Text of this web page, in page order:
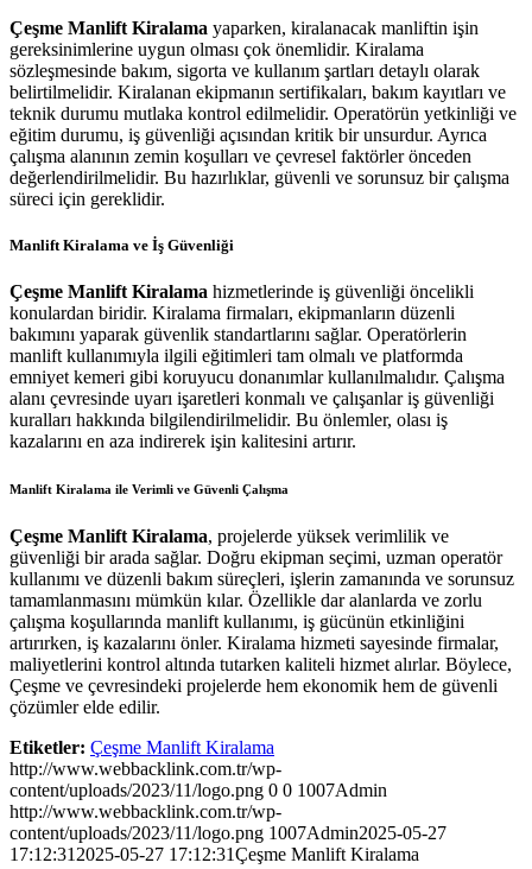
Çeşme Manlift Kiralama yaparken, kiralanacak manliftin işin
gereksinimlerine uygun olması çok önemlidir. Kiralama
sözleşmesinde bakım, sigorta ve kullanım şartları detaylı olarak
belirtilmelidir. Kiralanan ekipmanın sertifikaları, bakım kayıtları ve
teknik durumu mutlaka kontrol edilmelidir. Operatörün yetkinliği ve
eğitim durumu, iş güvenliği açısından kritik bir unsurdur. Ayrıca
çalışma alanının zemin koşulları ve çevresel faktörler önceden
değerlendirilmelidir. Bu hazırlıklar, güvenli ve sorunsuz bir çalışma
süreci için gereklidir.
Manlift Kiralama ve İş Güvenliği
Çeşme Manlift Kiralama hizmetlerinde iş güvenliği öncelikli
konulardan biridir. Kiralama firmaları, ekipmanların düzenli
bakımını yaparak güvenlik standartlarını sağlar. Operatörlerin
manlift kullanımıyla ilgili eğitimleri tam olmalı ve platformda
emniyet kemeri gibi koruyucu donanımlar kullanılmalıdır. Çalışma
alanı çevresinde uyarı işaretleri konmalı ve çalışanlar iş güvenliği
kuralları hakkında bilgilendirilmelidir. Bu önlemler, olası iş
kazalarını en aza indirerek işin kalitesini artırır.
Manlift Kiralama ile Verimli ve Güvenli Çalışma
Çeşme Manlift Kiralama, projelerde yüksek verimlilik ve
güvenliği bir arada sağlar. Doğru ekipman seçimi, uzman operatör
kullanımı ve düzenli bakım süreçleri, işlerin zamanında ve sorunsuz
tamamlanmasını mümkün kılar. Özellikle dar alanlarda ve zorlu
çalışma koşullarında manlift kullanımı, iş gücünün etkinliğini
artırırken, iş kazalarını önler. Kiralama hizmeti sayesinde firmalar,
maliyetlerini kontrol altında tutarken kaliteli hizmet alırlar. Böylece,
Çeşme ve çevresindeki projelerde hem ekonomik hem de güvenli
çözümler elde edilir.
Etiketler: Çeşme Manlift Kiralama
http://www.webbacklink.com.tr/wp-
content/uploads/2023/11/logo.png 0 0 1007Admin
http://www.webbacklink.com.tr/wp-
content/uploads/2023/11/logo.png 1007Admin2025-05-27
17:12:31 2025-05-27 17:12:31Çeşme Manlift Kiralama